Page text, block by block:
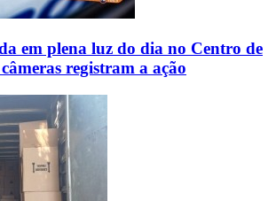
em plena luz do dia no Centro de
registram a ação